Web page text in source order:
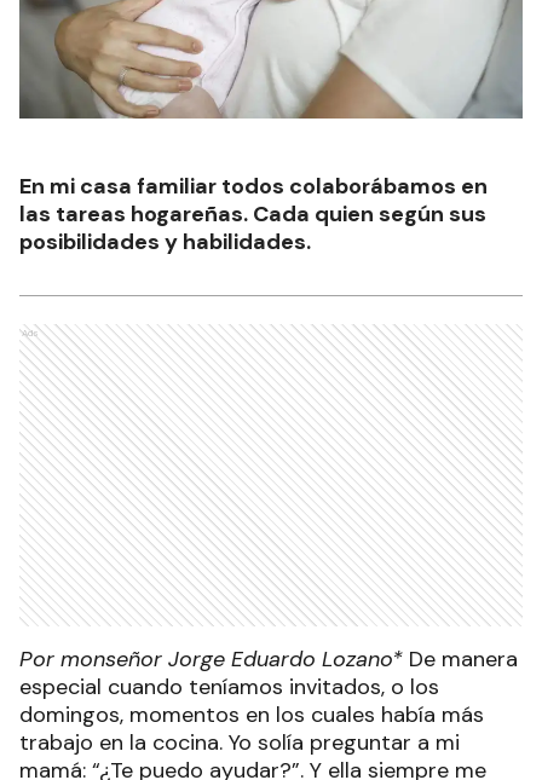
En mi casa familiar todos colaborábamos en
las tareas hogareñas. Cada quien según sus
posibilidades y habilidades.
Ads
Por monseñor Jorge Eduardo Lozano* De manera
especial cuando teníamos invitados, o los
domingos, momentos en los cuales había más
trabajo en la cocina. Yo solía preguntar a mi
mamá: “¿Te puedo ayudar?”. Y ella siempre me